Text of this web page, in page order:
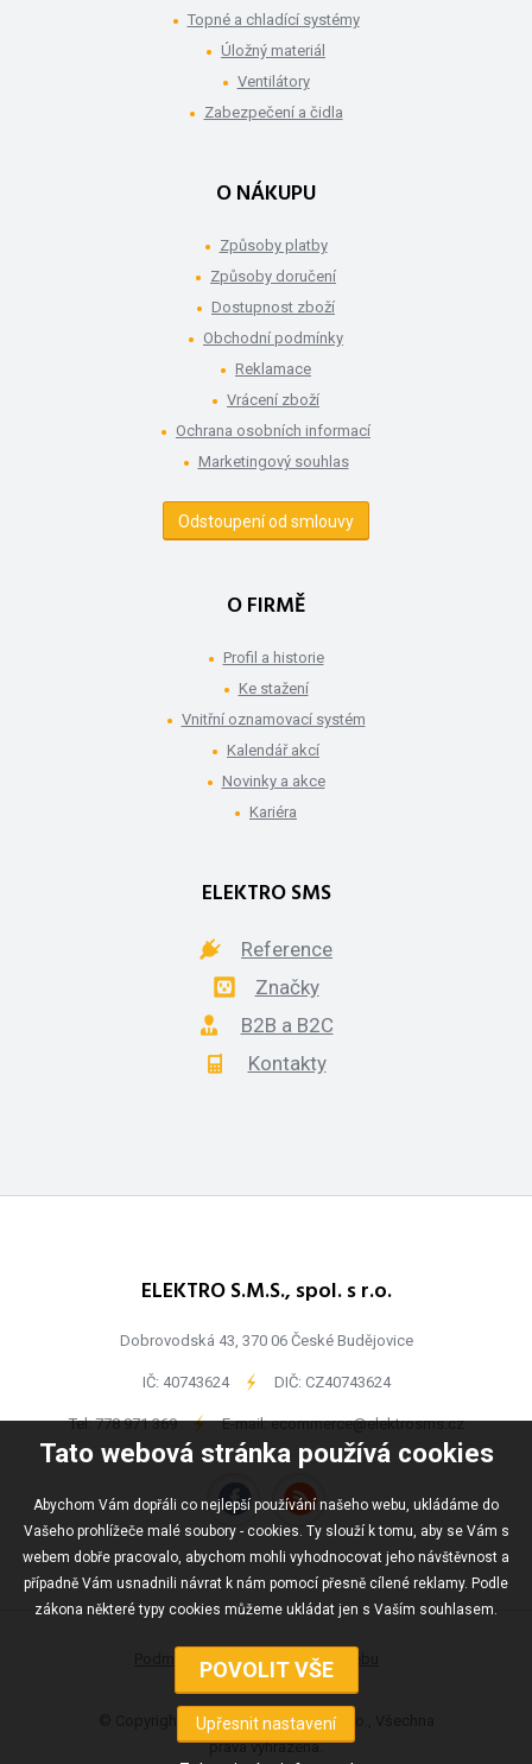
Tato webová stránka používá cookies
Abychom Vám dopřáli co nejlepší používání našeho webu, ukládáme do
Vašeho prohlížeče malé soubory - cookies. Ty slouží k tomu, aby se Vám s
webem dobře pracovalo, abychom mohli vyhodnocovat jeho návštěvnost a
případně Vám usnadnili návrat k nám pomocí přesně cílené reklamy. Podle
zákona některé typy cookies můžeme ukládat jen s Vaším souhlasem.
Topné a chladící systémy
Úložný materiál
Ventilátory
Zabezpečení a čidla
O NÁKUPU
Způsoby platby
Způsoby doručení
Dostupnost zboží
Obchodní podmínky
Reklamace
Vrácení zboží
Ochrana osobních informací
Marketingový souhlas
Odstoupení od smlouvy
O FIRMĚ
Profil a historie
Ke stažení
Vnitřní oznamovací systém
Kalendář akcí
Novinky a akce
Kariéra
ELEKTRO SMS
Reference
Značky
B2B a B2C
Kontakty
ELEKTRO S.M.S., spol. s r.o.
Dobrovodská 43, 370 06 České Budějovice
IČ: 40743624 - DIČ: CZ40743624
Tel:778 971 369 - E-mail:ecommerce@elektrosms.cz
Podmínky užívání Mapa webu
© Copyright ELEKTRO S.M.S., spol s r.o., Všechna
práva vyhrazena.